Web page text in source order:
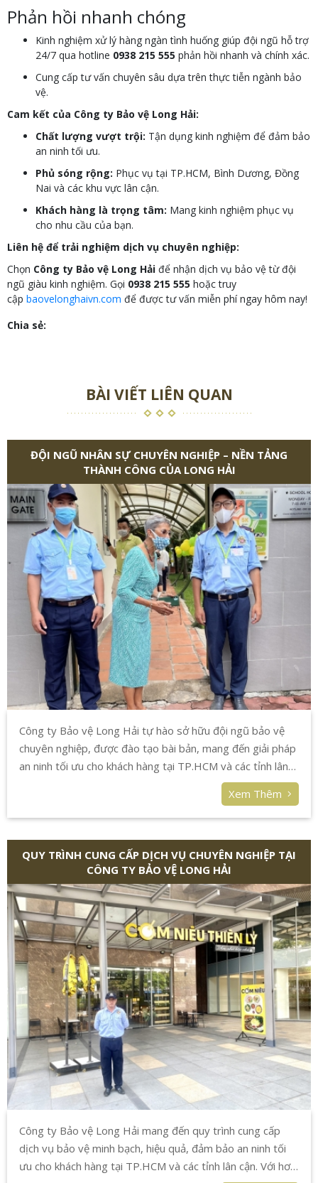
Phản hồi nhanh chóng
Kinh nghiệm xử lý hàng ngàn tình huống giúp đội ngũ hỗ trợ
24/7 qua hotline 0938 215 555 phản hồi nhanh và chính xác.
Cung cấp tư vấn chuyên sâu dựa trên thực tiễn ngành bảo
vệ.
Cam kết của Công ty Bảo vệ Long Hải:
Chất lượng vượt trội: Tận dụng kinh nghiệm để đảm bảo
an ninh tối ưu.
Phủ sóng rộng: Phục vụ tại TP.HCM, Bình Dương, Đồng
Nai và các khu vực lân cận.
Khách hàng là trọng tâm: Mang kinh nghiệm phục vụ
cho nhu cầu của bạn.
Liên hệ để trải nghiệm dịch vụ chuyên nghiệp:
Chọn Công ty Bảo vệ Long Hải để nhận dịch vụ bảo vệ từ đội
ngũ giàu kinh nghiệm. Gọi 0938 215 555 hoặc truy
cập baovelonghaivn.com để được tư vấn miễn phí ngay hôm nay!
Chia sẻ:
BÀI VIẾT LIÊN QUAN
ĐỘI NGŨ NHÂN SỰ CHUYÊN NGHIỆP – NỀN TẢNG
THÀNH CÔNG CỦA LONG HẢI
Công ty Bảo vệ Long Hải tự hào sở hữu đội ngũ bảo vệ
chuyên nghiệp, được đào tạo bài bản, mang đến giải pháp
an ninh tối ưu cho khách hàng tại TP.HCM và các tỉnh lân
Xem Thêm
QUY TRÌNH CUNG CẤP DỊCH VỤ CHUYÊN NGHIỆP TẠI
CÔNG TY BẢO VỆ LONG HẢI
Công ty Bảo vệ Long Hải mang đến quy trình cung cấp
dịch vụ bảo vệ minh bạch, hiệu quả, đảm bảo an ninh tối
ưu cho khách hàng tại TP.HCM và các tỉnh lân cận. Với hơn